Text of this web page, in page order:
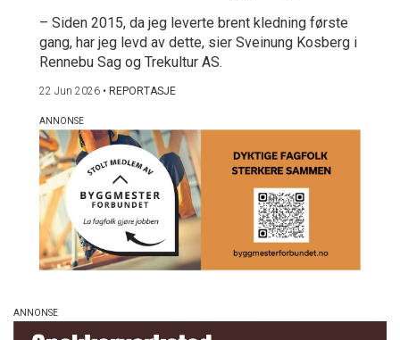
– Siden 2015, da jeg leverte brent kledning første
gang, har jeg levd av dette, sier Sveinung Kosberg i
Rennebu Sag og Trekultur AS.
22 Jun 2026 • REPORTASJE